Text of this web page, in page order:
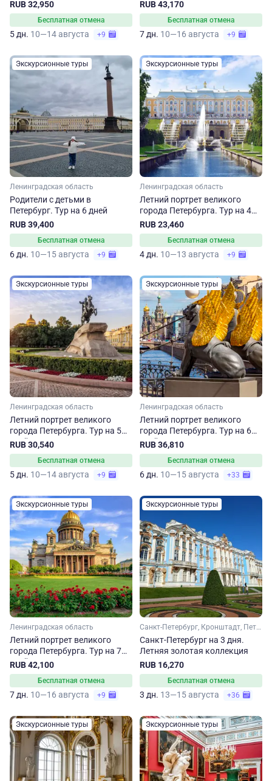
RUB 32,950
Бесплатная отмена
5 дн. 10—14 августа +9
RUB 43,170
Бесплатная отмена
7 дн. 10—16 августа +9
Экскурсионные туры
Ленинградская область
Родители с детьми в
Петербург. Тур на 6 дней
RUB 39,400
Бесплатная отмена
6 дн. 10—15 августа +9
Экскурсионные туры
Ленинградская область
Летний портрет великого
города Петербурга. Тур на 4
дня
RUB 23,460
Бесплатная отмена
4 дн. 10—13 августа +9
Экскурсионные туры
Ленинградская область
Летний портрет великого
города Петербурга. Тур на 5
дней
RUB 30,540
Бесплатная отмена
5 дн. 10—14 августа +9
Экскурсионные туры
Ленинградская область
Летний портрет великого
города Петербурга. Тур на 6
дней
RUB 36,810
Бесплатная отмена
6 дн. 10—15 августа +33
Экскурсионные туры
Ленинградская область
Летний портрет великого
города Петербурга. Тур на 7
дней
RUB 42,100
Бесплатная отмена
7 дн. 10—16 августа +9
Экскурсионные туры
Санкт-Петербург, Кронштадт, Петергоф
Санкт-Петербург на 3 дня.
Летняя золотая коллекция
RUB 16,270
Бесплатная отмена
3 дн. 13—15 августа +36
Экскурсионные туры Экскурсионные туры